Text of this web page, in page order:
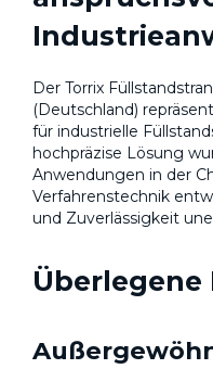
Der Torrix
(Deutschland)
für industrielle
hochpräzise Lösung
Anwendungen in der
Verfahrenstechnik
und Zuverlässigkeit
Überlegene